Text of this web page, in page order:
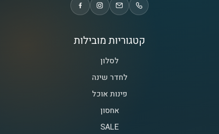
קטגוריות מובילות
לסלון
לחדר שינה
פינות אוכל
אחסון
SALE